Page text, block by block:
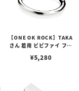
【ONE OK ROCK】TAKA
さん 着用 ビビファイ フー
¥5,280